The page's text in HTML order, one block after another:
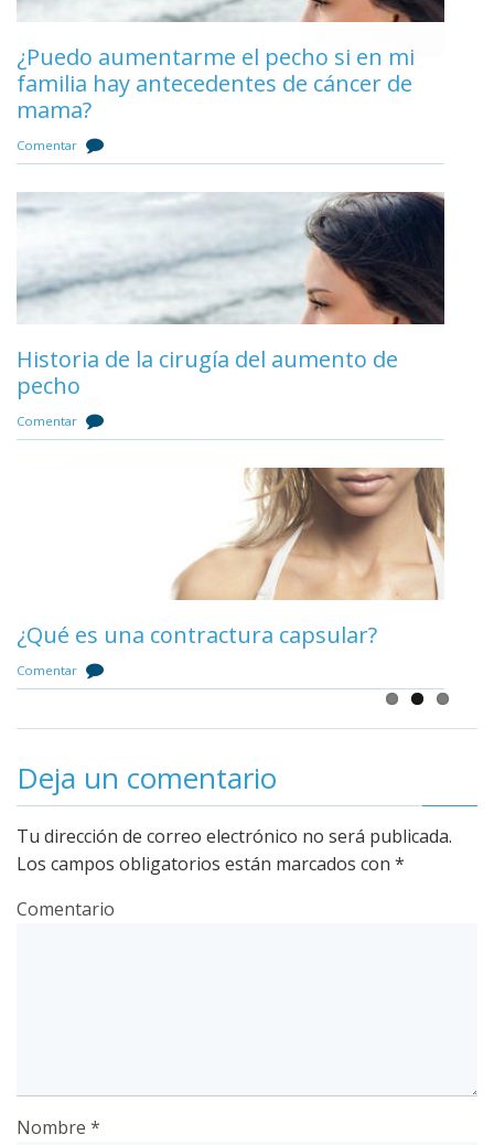
Ejercicios para aumentar el pecho sin
cirugía
Comentar
Masajes para aumentar el pecho
Comentar
2 comentarios
¿Puedo aumentarme el pecho si en mi
familia hay antecedentes de cáncer de
mama?
Comentar
Historia de la cirugía del aumento de
pecho
Comentar
¿Qué es una contractura capsular?
Comentar
Duración de la operación de aumento de
pecho
Comentar
Precio del aumento de pecho
Comentar
Deja un comentario
Tu dirección de correo electrónico no será publicada.
Los campos obligatorios están marcados con *
Comentario
Nombre *